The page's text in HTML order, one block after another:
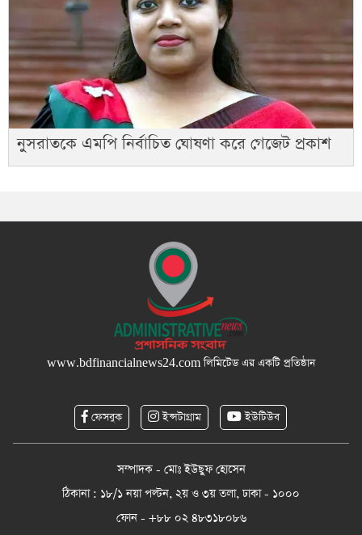
নুসরাতকে এমপি নির্বাচিত ঘোষণা করে গেজেট প্রকাশ
www.bdfinancialnews24.comলিমিটেড এর একটি প্রতিষ্ঠান
ফেসবুক ইন্সটাগ্রাম ইউটিউব
সম্পাদক - মোঃ ইউছুফ হোসেন
ঠিকানা : ১৮/১ নয়া পল্টন, ২য় ও ৩য় তলা, ঢাকা - ১০০০
ফোন - +৮৮ ০২ ৪৮৩১৮০৮৬